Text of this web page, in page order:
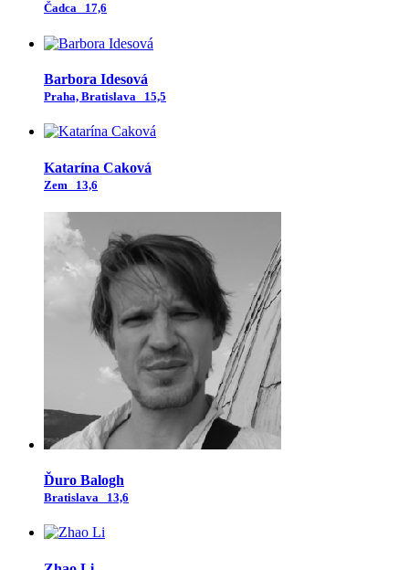
Čadca 17,6
Barbora Idesová
Praha, Bratislava 15,5
Katarína Caková
Zem 13,6
Ďuro Balogh
Bratislava 13,6